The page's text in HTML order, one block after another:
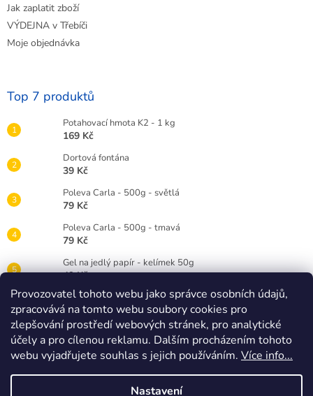
Provozovatel tohoto webu jako správce osobních údajů,
zpracovává na tomto webu soubory cookies pro
zlepšování prostředí webových stránek, pro analytické
účely a pro cílenou reklamu. Dalším procházením tohoto
webu vyjadřujete souhlas s jejich používáním. Více info...
Nastavení
Jak zaplatit zboží
VÝDEJNA v Třebíči
Moje objednávka
Top 7 produktů
Potahovací hmota K2 - 1 kg
169 Kč
Dortová fontána
39 Kč
Poleva Carla - 500g - světlá
79 Kč
Poleva Carla - 500g - tmavá
79 Kč
Gel na jedlý papír - kelímek 50g
49 Kč
Gelová barva Wilton 28g - červená RED
89 Kč
Dortová svíčka číslice bílá - 3
25 Kč